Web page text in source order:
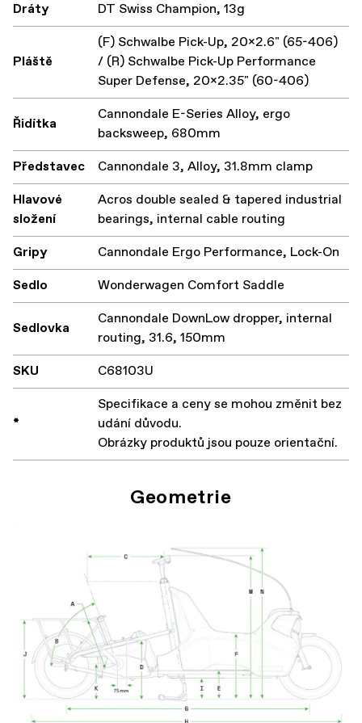
Dráty
DT Swiss Champion, 13g
Pláště
(F) Schwalbe Pick-Up, 20x2.6" (65-406)
/ (R) Schwalbe Pick-Up Performance
Super Defense, 20x2.35" (60-406)
Řidítka
Cannondale E-Series Alloy, ergo
backsweep, 680mm
Představec
Cannondale 3, Alloy, 31.8mm clamp
Hlavové
složení
Acros double sealed & tapered industrial
bearings, internal cable routing
Gripy
Cannondale Ergo Performance, Lock-On
Sedlo
Wonderwagen Comfort Saddle
Sedlovka
Cannondale DownLow dropper, internal
routing, 31.6, 150mm
SKU
C68103U
*
Specifikace a ceny se mohou změnit bez
udání důvodu.
Obrázky produktů jsou pouze orientační.
Geometrie